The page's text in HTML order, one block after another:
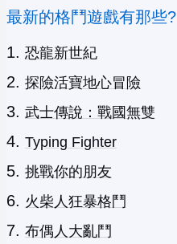
最新的格鬥遊戲有那些?
恐龍新世紀
探險活寶地心冒險
武士傳說：戰國無雙
Typing Fighter
挑戰你的朋友
火柴人狂暴格鬥
布偶人大亂鬥